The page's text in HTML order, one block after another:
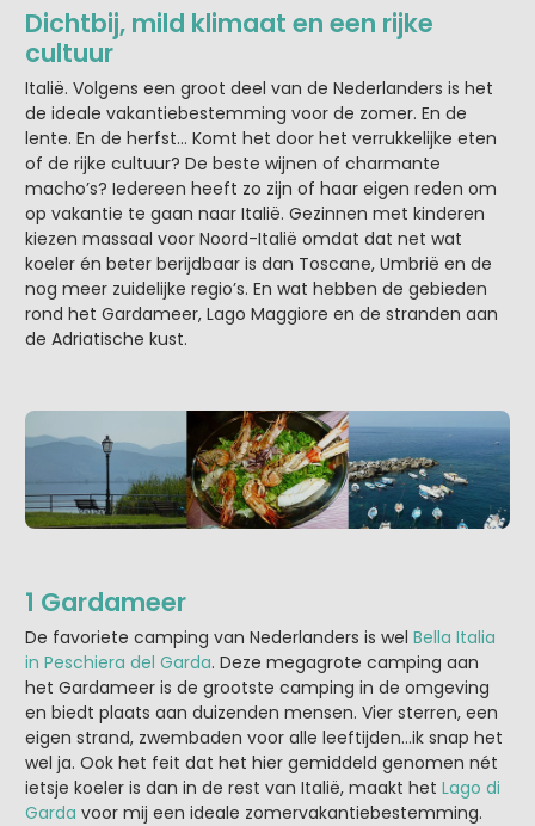
Dichtbij, mild klimaat en een rijke
cultuur
Italië. Volgens een groot deel van de Nederlanders is het
de ideale vakantiebestemming voor de zomer. En de
lente. En de herfst… Komt het door het verrukkelijke eten
of de rijke cultuur? De beste wijnen of charmante
macho’s? Iedereen heeft zo zijn of haar eigen reden om
op vakantie te gaan naar Italië. Gezinnen met kinderen
kiezen massaal voor Noord-Italië omdat dat net wat
koeler én beter berijdbaar is dan Toscane, Umbrië en de
nog meer zuidelijke regio’s. En wat hebben de gebieden
rond het Gardameer, Lago Maggiore en de stranden aan
de Adriatische kust.
1 Gardameer
De favoriete camping van Nederlanders is wel Bella Italia
in Peschiera del Garda. Deze megagrote camping aan
het Gardameer is de grootste camping in de omgeving
en biedt plaats aan duizenden mensen. Vier sterren, een
eigen strand, zwembaden voor alle leeftijden…ik snap het
wel ja. Ook het feit dat het hier gemiddeld genomen nét
ietsje koeler is dan in de rest van Italië, maakt het Lago di
Garda voor mij een ideale zomervakantiebestemming.